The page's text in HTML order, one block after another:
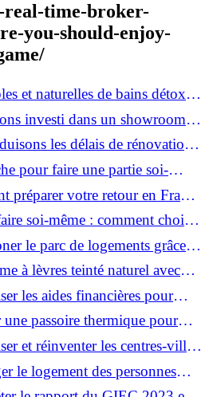
real-time-broker-
you-should-enjoy-
et naturelles de bains détox
investi dans un showroom-
apporte aux clients
les délais de rénovation à
pour faire une partie soi-
le reste ?
préparer votre retour en France
à distance ?
soi-même : comment choisir
?
le parc de logements grâce à
?
à lèvres teinté naturel avec
les aides financières pour
passoire thermique pour
? et réinventer les centres-villes
Ville ?
le logement des personnes
aides financières ?